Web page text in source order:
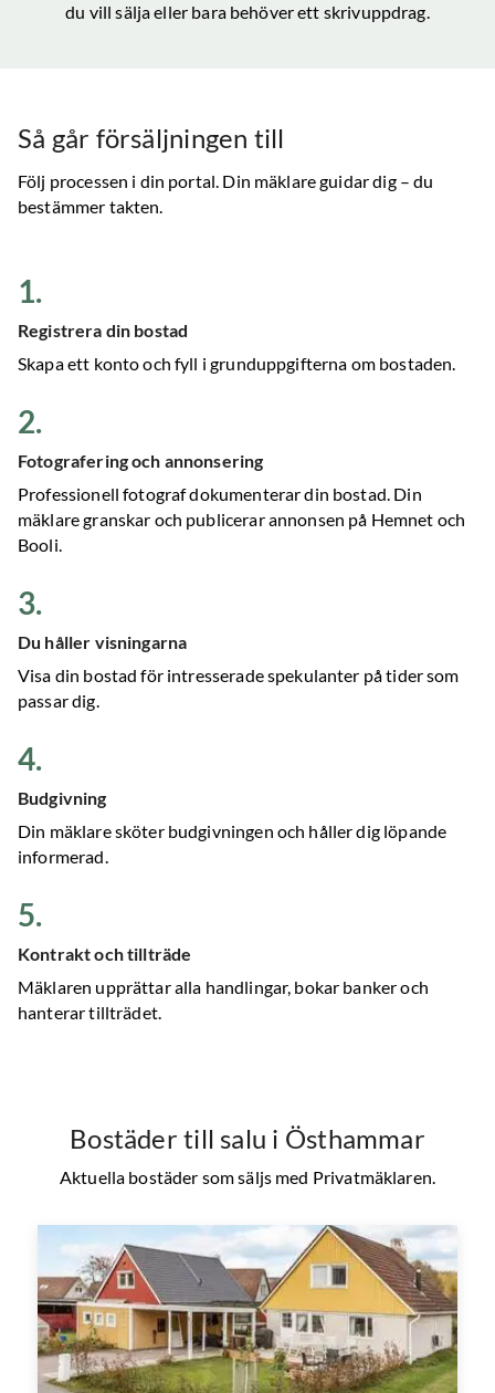
du vill sälja eller bara behöver ett skrivuppdrag.
Så går försäljningen till
Följ processen i din portal. Din mäklare guidar dig – du
bestämmer takten.
1.
Registrera din bostad
Skapa ett konto och fyll i grunduppgifterna om bostaden.
2.
Fotografering och annonsering
Professionell fotograf dokumenterar din bostad. Din
mäklare granskar och publicerar annonsen på Hemnet och
Booli.
3.
Du håller visningarna
Visa din bostad för intresserade spekulanter på tider som
passar dig.
4.
Budgivning
Din mäklare sköter budgivningen och håller dig löpande
informerad.
5.
Kontrakt och tillträde
Mäklaren upprättar alla handlingar, bokar banker och
hanterar tillträdet.
Bostäder till salu i Östhammar
Aktuella bostäder som säljs med Privatmäklaren.